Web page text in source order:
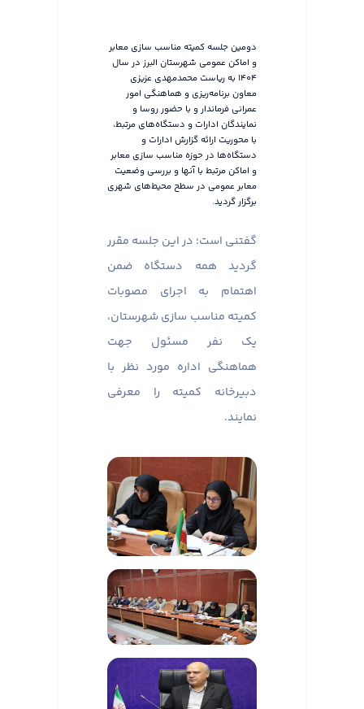
دومین جلسه کمیته مناسب سازی معابر
و اماکن عمومی شهرستان البرز در سال
۱۴۰۴ به ریاست محمدمهدی عزیزی
معاون برنامه‌ریزی و هماهنگی امور
عمرانی فرماندار و با حضور روسا و
نمایندگان ادارات و دستگاه‌های مرتبط،
با محوریت ارائه گزارش ادارات و
دستگاه‌ها در حوزه مناسب سازی معابر
و اماکن مرتبط با آنها و بررسی وضعیت
معابر عمومی در سطح محیط‌های شهری
برگزار گردید.
گفتنی است؛ در این جلسه مقرر
گردید همه دستگاه ضمن
اهتمام به اجرای مصوبات
کمیته مناسب سازی شهرستان،
یک نفر مسئول جهت
هماهنگی اداره مورد نظر با
دبیرخانه کمیته را معرفی
نمایند.